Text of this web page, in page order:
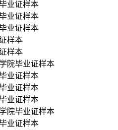
业证样本
业证样本
业证样本
样本
样本
院毕业证样本
业证样本
业证样本
业证样本
院毕业证样本
业证样本